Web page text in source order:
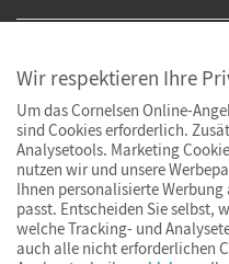
Wir respektieren Ihre
Um das Cornelsen Online-
sind Cookies erforderlich.
Analysetools. Marketing
nutzen wir und unsere
Ihnen personalisierte Werbung
passt. Entscheiden Sie selbst,
welche Tracking- und
auch alle nicht erforderlichen